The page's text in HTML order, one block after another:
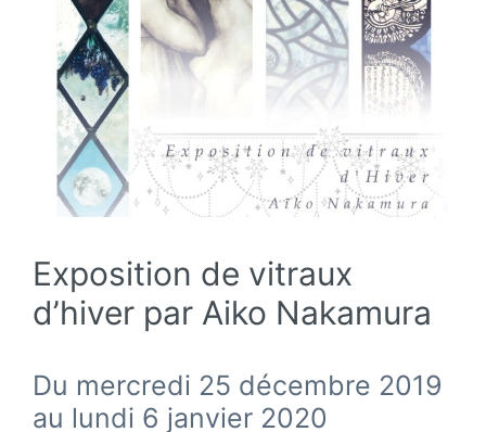
Exposition de vitraux
d’hiver par Aiko Nakamura
Du mercredi 25 décembre 2019
au lundi 6 janvier 2020